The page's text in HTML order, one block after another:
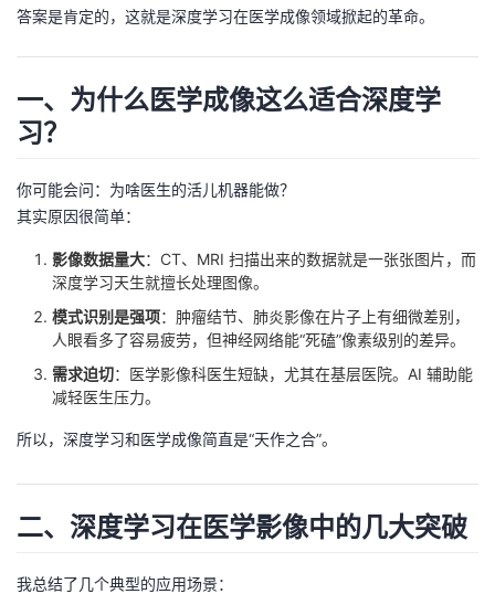
者
的
博
我
的
坛
我
圈
子
的
直
播
我
的
活
动
我
的
关
的
我
答案是肯定的，这就是深度学习在医学成像领域掀起的革命。
一、为什么医学成像这么适合深度学
习？
你可能会问：为啥医生的活儿机器能做？
其实原因很简单：
影像数据量大：CT、MRI 扫描出来的数据就是一张张图片，而
深度学习天生就擅长处理图像。
模式识别是强项：肿瘤结节、肺炎影像在片子上有细微差别，
人眼看多了容易疲劳，但神经网络能“死磕”像素级别的差异。
需求迫切：医学影像科医生短缺，尤其在基层医院。AI 辅助能
减轻医生压力。
所以，深度学习和医学成像简直是“天作之合”。
二、深度学习在医学影像中的几大突破
我总结了几个典型的应用场景：